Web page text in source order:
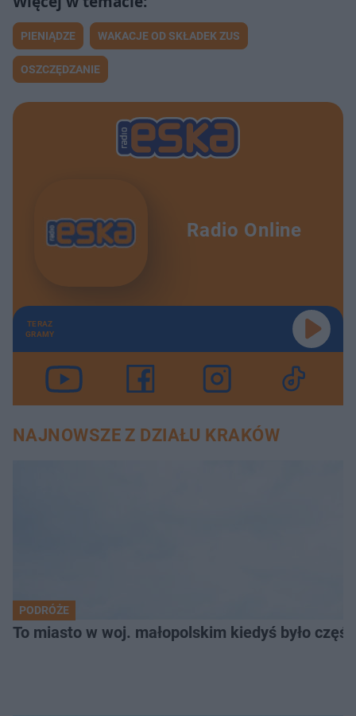
PIENIĄDZE WAKACJE OD SKŁADEK ZUS
OSZCZĘDZANIE
Radio Online
TERAZ
GRAMY
NAJNOWSZE Z DZIAŁU KRAKÓW
PODRÓŻE
To miasto w woj. małopolskim kiedyś było